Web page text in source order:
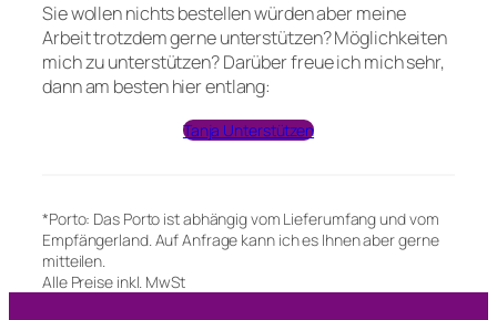
Sie wollen nichts bestellen würden aber meine
Arbeit trotzdem gerne unterstützen? Möglichkeiten
mich zu unterstützen? Darüber freue ich mich sehr,
dann am besten hier entlang:
Tanja Unterstützen
*Porto: Das Porto ist abhängig vom Lieferumfang und vom
Empfängerland. Auf Anfrage kann ich es Ihnen aber gerne
mitteilen.
Alle Preise inkl. MwSt